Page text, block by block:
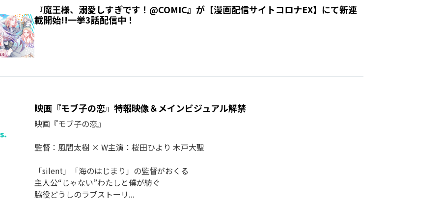
『魔王様、溺愛しすぎです！@COMIC』が【漫画配信サイトコロナEX】にて新連
載開始!!一挙3話配信中！
映画『モブ子の恋』特報映像＆メインビジュアル解禁
映画『モブ子の恋』
監督：風間太樹 × W主演：桜田ひより 木戸大聖
「silent」「海のはじまり」の監督がおくる
主人公“じゃない”わたしと僕が紡ぐ
脇役どうしのラブストーリ...